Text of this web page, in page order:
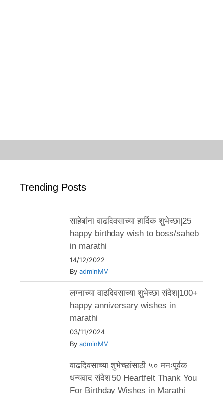
Trending Posts
साहेबांना वाढदिवसाच्या हार्दिक शुभेच्छा|25
happy birthday wish to boss/saheb
in marathi
14/12/2022
By adminMV
लग्नाच्या वाढदिवसाच्या शुभेच्छा संदेश|100+
happy anniversary wishes in
marathi
03/11/2024
By adminMV
वाढदिवसाच्या शुभेच्छांसाठी ५० मनःपूर्वक
धन्यवाद संदेश|50 Heartfelt Thank You
For Birthday Wishes in Marathi